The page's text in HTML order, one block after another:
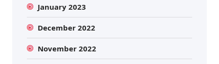
January 2023
December 2022
November 2022